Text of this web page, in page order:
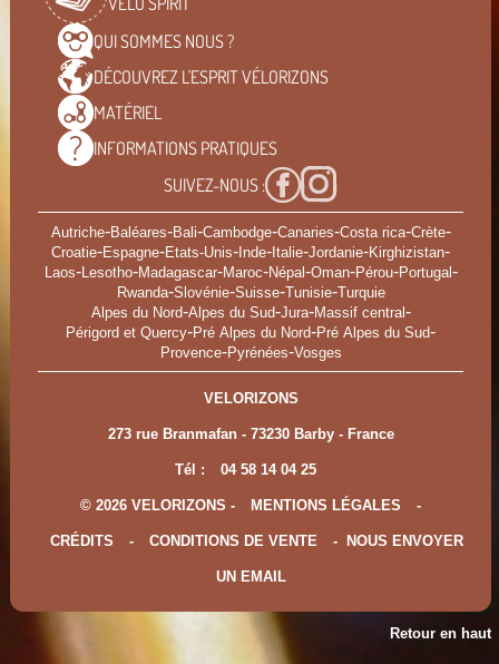
QUI SOMMES NOUS ?
DÉCOUVREZ L'ESPRITVÉLORIZONS
MATÉRIEL
INFORMATIONS PRATIQUES
SUIVEZ-NOUS :
Autriche-Baléares-Bali-Cambodge-Canaries-Costa rica-Crète-
Croatie-Espagne-Etats-Unis- Inde- Italie-Jordanie-Kirghizistan-
Laos-Lesotho-Madagascar-Maroc-Népal -Oman-Pérou-Portugal -
Rwanda-Slovénie-Suisse-Tunisie-Turquie
Alpes du Nord-Alpes du Sud-Jura-Massif central -
Périgord et Quercy-Pré Alpes du Nord-Pré Alpes du Sud-
Provence-Pyrénées-Vosges
VELORIZONS
273 rue Branmafan - 73230 Barby - France
Tél : 04 58 14 04 25
© 2026 VELORIZONS - MENTIONS LÉGALES -
CRÉDITS - CONDITIONS DE VENTE - NOUS ENVOYER
UN EMAIL
Retour en haut